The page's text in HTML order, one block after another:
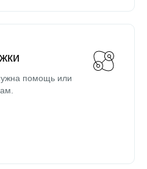
помощь или